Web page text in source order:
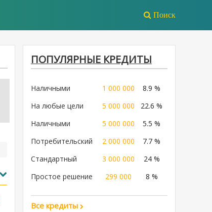
Поиск
ПОПУЛЯРНЫЕ КРЕДИТЫ
Наличными 1 000 000
8.9 %
На любые цели
5 000 000
22.6 %
Наличными
5 000 000
5.5 %
Потребительский
2 000 000
7.7 %
Стандартный
3 000 000
24 %
Простое решение
299 000 8 %
Все кредиты